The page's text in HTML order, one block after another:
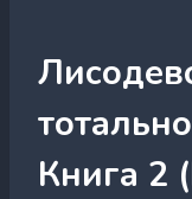
Книга 2